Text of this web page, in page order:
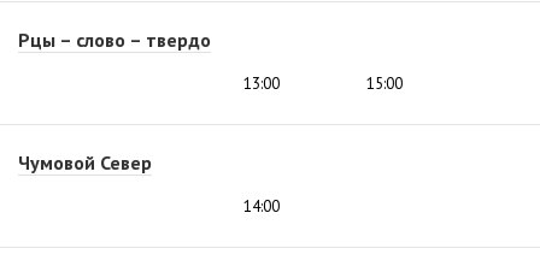
Рцы – слово – твердо
13:00 15:00
Чумовой Север
14:00